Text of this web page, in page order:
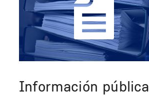
Información pública